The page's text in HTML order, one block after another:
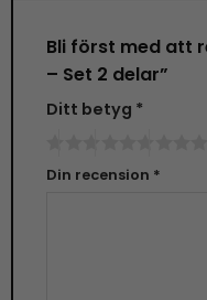
Bli först med att
– Set 2 delar”
Ditt betyg *
Din recension *